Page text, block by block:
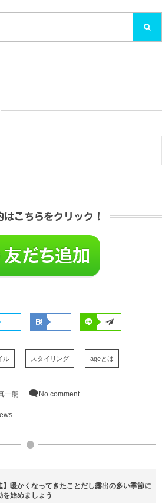
こちらをクリック！
ル スタイリング ageとは
一朗 No comment
】暖かくなってきたことだし露出の多い季節に
を始めましょう